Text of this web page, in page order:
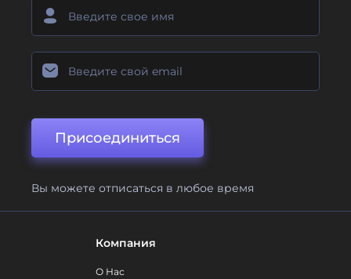
Присоединиться
Вы можете отписаться в любое время
Компания
О Нас